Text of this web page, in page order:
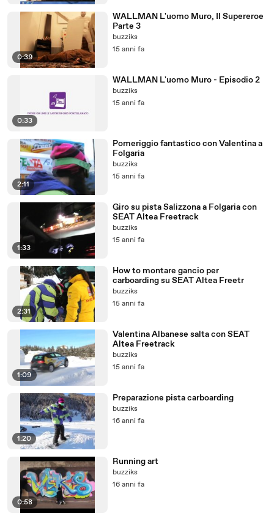
0:39
WALLMAN L'uomo Muro, Il Supereroe
Parte 3
buzziks
15 anni fa
0:33
WALLMAN L'uomo Muro - Episodio 2
buzziks
15 anni fa
2:11
Pomeriggio fantastico con Valentina a
Folgaria
buzziks
15 anni fa
1:33
Giro su pista Salizzona a Folgaria con
SEAT Altea Freetrack
buzziks
15 anni fa
2:31
How to montare gancio per
carboarding su SEAT Altea Freetr
buzziks
15 anni fa
1:09
Valentina Albanese salta con SEAT
Altea Freetrack
buzziks
15 anni fa
1:20
Preparazione pista carboarding
buzziks
16 anni fa
0:58
Running art
buzziks
16 anni fa